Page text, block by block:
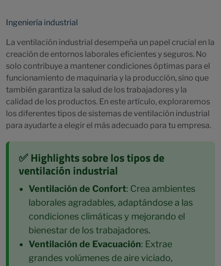
Ingeniería industrial
La ventilación industrial desempeña un papel crucial en la
creación de entornos laborales eficientes y seguros. No
solo contribuye a mantener condiciones óptimas para el
funcionamiento de maquinaria y la producción, sino que
también garantiza la salud de los trabajadores y la
calidad de los productos. En este artículo, exploraremos
los diferentes tipos de sistemas de ventilación industrial
para ayudarte a elegir el más adecuado para tu empresa.
✅ Highlights sobre los tipos de
ventilación industrial
Ventilación de Confort: Crea ambientes
laborales agradables, adaptándose a las
condiciones climáticas y mejorando el
bienestar de los trabajadores.
Ventilación de Evacuación: Extrae
grandes volúmenes de aire viciado,